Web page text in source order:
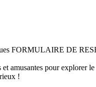
FORMULAIRE DE
amusantes pour
!